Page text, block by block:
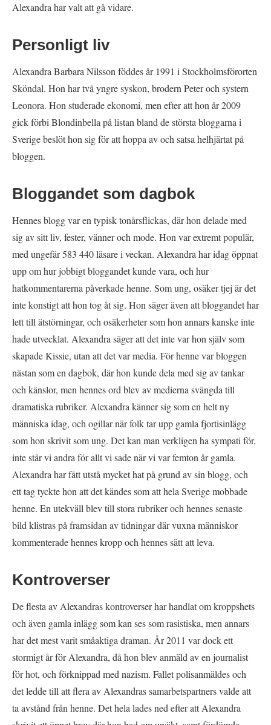
Alexandra har valt att gå vidare.
Personligt liv
Alexandra Barbara Nilsson föddes år 1991 i Stockholmsförorten
Sköndal. Hon har två yngre syskon, brodern Peter och systern
Leonora. Hon studerade ekonomi, men efter att hon år 2009
gick förbi Blondinbella på listan bland de största bloggarna i
Sverige beslöt hon sig för att hoppa av och satsa helhjärtat på
bloggen.
Bloggandet som dagbok
Hennes blogg var en typisk tonårsflickas, där hon delade med
sig av sitt liv, fester, vänner och mode. Hon var extremt populär,
med ungefär 583 440 läsare i veckan. Alexandra har idag öppnat
upp om hur jobbigt bloggandet kunde vara, och hur
hatkommentarerna påverkade henne. Som ung, osäker tjej är det
inte konstigt att hon tog åt sig. Hon säger även att bloggandet har
lett till ätstörningar, och osäkerheter som hon annars kanske inte
hade utvecklat. Alexandra säger att det inte var hon själv som
skapade Kissie, utan att det var media. För henne var bloggen
nästan som en dagbok, där hon kunde dela med sig av tankar
och känslor, men hennes ord blev av medierna svängda till
dramatiska rubriker. Alexandra känner sig som en helt ny
människa idag, och ogillar när folk tar upp gamla fjortisinlägg
som hon skrivit som ung. Det kan man verkligen ha sympati för,
inte står vi andra för allt vi sade när vi var femton år gamla.
Alexandra har fått utstå mycket hat på grund av sin blogg, och
ett tag tyckte hon att det kändes som att hela Sverige mobbade
henne. En utekväll blev till stora rubriker och hennes senaste
bild klistras på framsidan av tidningar där vuxna människor
kommenterade hennes kropp och hennes sätt att leva.
Kontroverser
De flesta av Alexandras kontroverser har handlat om kroppshets
och även gamla inlägg som kan ses som rasistiska, men annars
har det mest varit småaktiga draman. År 2011 var dock ett
stormigt år för Alexandra, då hon blev anmäld av en journalist
för hot, och förknippad med nazism. Fallet polisanmäldes och
det ledde till att flera av Alexandras samarbetspartners valde att
ta avstånd från henne. Det hela lades ned efter att Alexandra